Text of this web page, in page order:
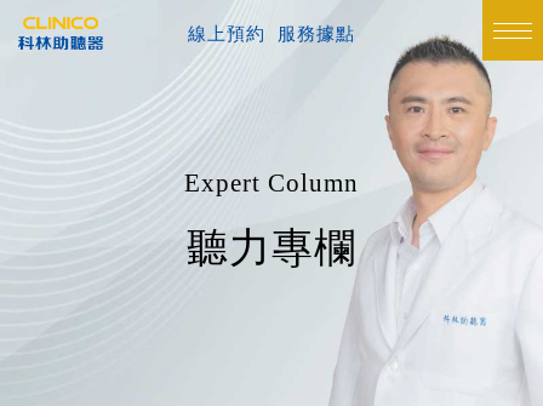
線上預約 服務據點
Expert Column
聽力專欄